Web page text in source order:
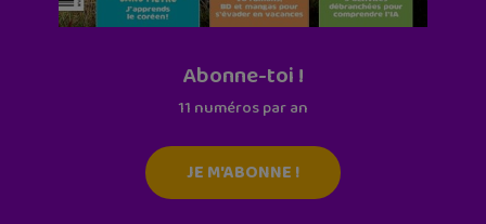
Abonne-toi !
11 numéros par an
JE M'ABONNE !